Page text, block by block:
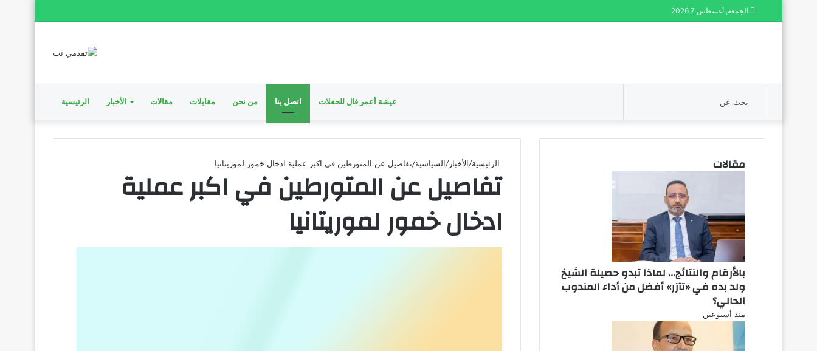
الجمعة, أغسطس 7 2026
الرئيسية الأخبار مقالات مقابلات من نحن اتصل بنا عيشة أعمر فال للحفلات بحث
عن
الرئيسية/الأخبار/السياسية/تفاصيل عن المتورطين في اكبر عملية ادخال خمور لموريتانيا
تفاصيل عن المتورطين في اكبر عملية
ادخال خمور لموريتانيا
مقالات
بالأرقام والنتائج… لماذا تبدو حصيلة الشيخ
ولد بده في «تآزر» أفضل من أداء المندوب
الحالي؟
منذ أسبوعين